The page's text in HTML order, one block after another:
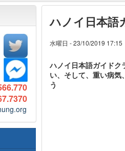
ハノイ日本語
水曜日 - 23/10/2019 17:15
ハノイ日本語ガイドク
い、そして、重い病
う